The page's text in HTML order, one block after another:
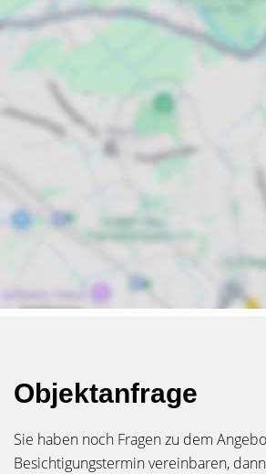
Objektanfrage
Sie haben noch Fragen zu dem
Besichtigungstermin vereinbaren,